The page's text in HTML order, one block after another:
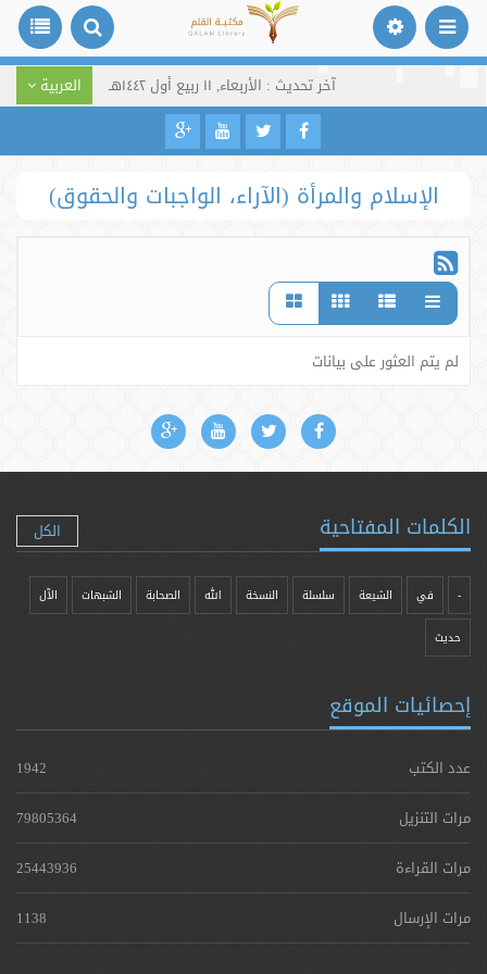
آخر تحديث : الأربعاء, ١١ ربيع أول ١٤٤٢هـ العربية
الإسلام والمرأة (الآراء، الواجبات والحقوق)
لم يتم العثور على بيانات
الكلمات المفتاحية الكل
- في الشيعة سلسلة النسخة الله الصحابة الشبهات الآل
حدیث
إحصائيات الموقع
عدد الكتب
1942
مرات التنزيل
79805364
مرات القراءة
25443936
مرات الإرسال
1138